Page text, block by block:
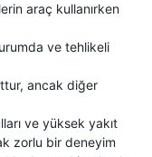
araç kullanırken
ve tehlikeli
ancak diğer
ve yüksek yakıt
zorlu bir deneyim